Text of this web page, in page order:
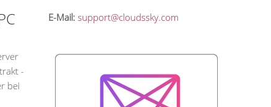
-
bei
E-Mail: support@cloudssky.com